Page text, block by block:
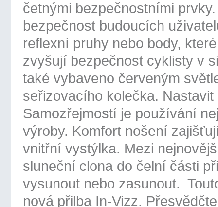
četnými bezpečnostními
bezpečnost budoucích
reflexní pruhy nebo body,
zvyšují bezpečnost cyklisty v
také vybaveno červeným
seřizovacího kolečka.
Samozřejmostí je používání
výroby. Komfort nošení
vnitřní vystýlka. Mezi
sluneční clona do čelní části
vysunout nebo zasunout.
nová přilba In-Vizz.